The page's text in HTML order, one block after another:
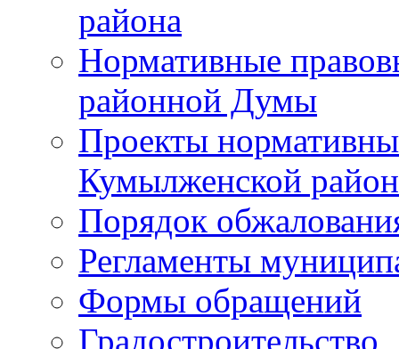
района
Нормативные
районной Думы
Проекты
Кумылженской
Порядок
Регламенты
Формы обращений
Градостроительство